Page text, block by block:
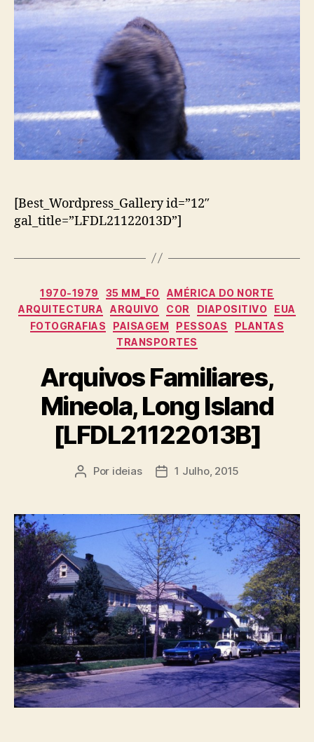
[Best_Wordpress_Gallery id=”12″
gal_title=”LFDL21122013D”]
Categorias
1970-1979 35 MM_FO
AMÉRICA DO NORTE
ARQUITECTURA
ARQUIVO COR DIAPOSITIVO
EUA
FOTOGRAFIAS
PAISAGEM PESSOAS
PLANTAS
TRANSPORTES
Arquivos Familiares,
Mineola, Long Island
[LFDL21122013B]
Autor
Por ideias
Data1 Julho, 2015